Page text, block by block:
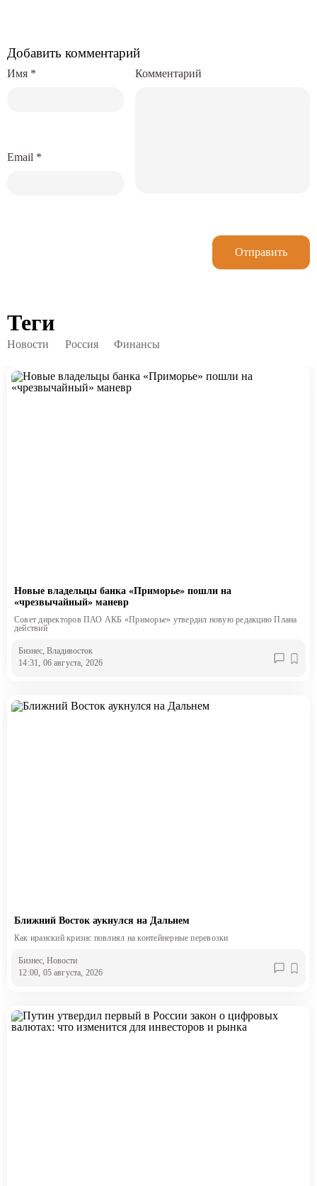
Добавить комментарий
Комментарий
Имя *
Email *
Отправить
Теги
Новости Россия Финансы
Новые владельцы банка «Приморье» пошли на
«чрезвычайный» маневр
Совет директоров ПАО АКБ «Приморье» утвердил новую редакцию Плана
действий
Бизнес , Владивосток
14:31, 06 августа, 2026
Ближний Восток аукнулся на Дальнем
Как иранский кризис повлиял на контейнерные перевозки
Бизнес, Новости
12:00, 05 августа, 2026